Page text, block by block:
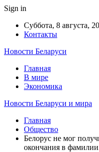
Sign in
Суббота, 8 августа,
Контакты
Новости Беларуси
Главная
В мире
Экономика
Новости Беларуси и мира
Главная
Общество
Белорус не мог
окончания в